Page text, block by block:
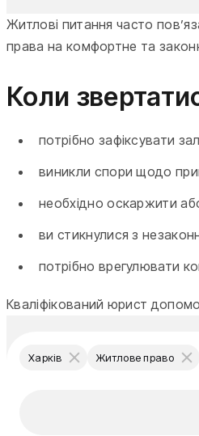
Житлові питання часто
права на комфортне та
Коли
потрібно зафіксувати
виникли спори щодо
необхідно оскаржити
ви стикнулися з
потрібно врегулювати
Кваліфікований юрист
Харків Житлове право